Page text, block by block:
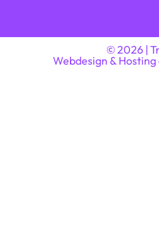
© 2026 |
Webdesign &